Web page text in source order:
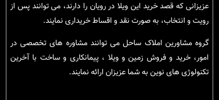
عزیزانی که قصد خرید این ویلا در رویان را دارند، می توانند پس از
رویت و انتخاب، به صورت نقد و اقساط خریداری نمایند.
گروه مشاورین املاک ساحل می توانند مشاوره های تخصصی در
امور، خرید و فروش زمین و ویلا ، پیمانکاری و ساخت با آخرین
تکنولوژی های نوین به شما عزیزان ارائه نمایند.